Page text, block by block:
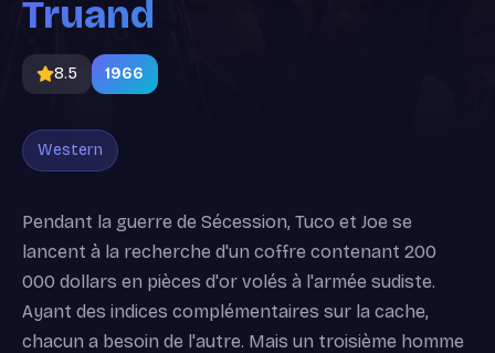
Truand
8.5 1966
Western
Pendant la guerre de Sécession, Tuco et Joe se
lancent à la recherche d'un coffre contenant 200
000 dollars en pièces d'or volés à l'armée sudiste.
Ayant des indices complémentaires sur la cache,
chacun a besoin de l'autre. Mais un troisième homme